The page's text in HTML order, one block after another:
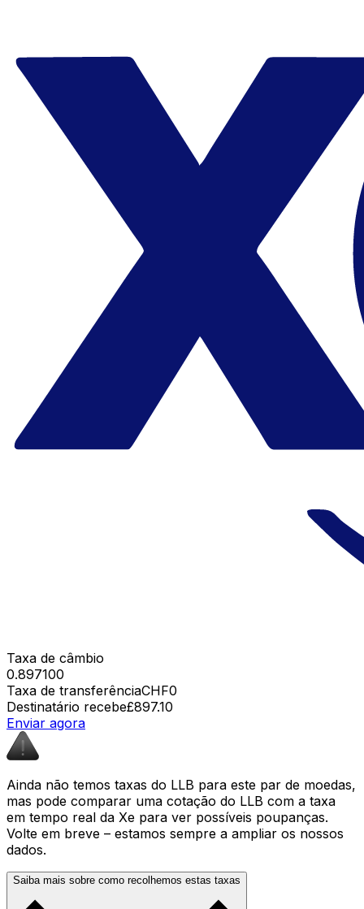
Taxa de câmbio
0.897100
Taxa de transferênciaCHF0
Destinatário recebe£897.10
Enviar agora
Ainda não temos taxas do LLB para este par de moedas,
mas pode comparar uma cotação do LLB com a taxa
em tempo real da Xe para ver possíveis poupanças.
Volte em breve – estamos sempre a ampliar os nossos
dados.
Saiba mais sobre como recolhemos estas taxas